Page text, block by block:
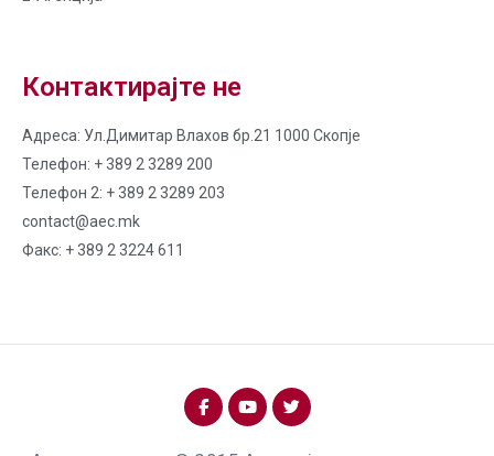
Контактирајте не
Адреса: Ул.Димитар Влахов бр.21 1000 Скопје
Телефон: + 389 2 3289 200
Телефон 2: + 389 2 3289 203
contact@aec.mk
Факс: + 389 2 3224 611